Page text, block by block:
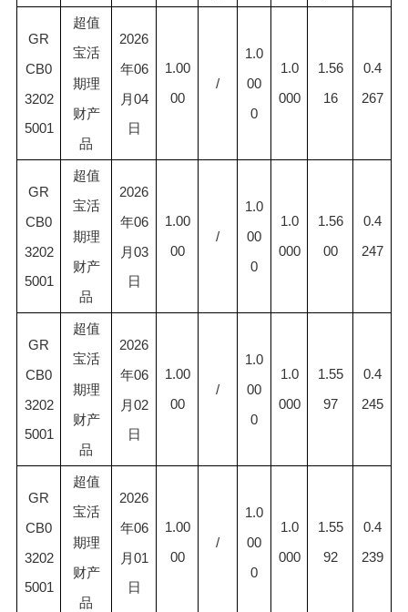
GR
CB0
3202
5001
超值
宝活
期理
财产
品
2026
年06
月04
日
1.00
00
/
1.0
00
0
1.0
000
1.56
16
0.4
267
GR
CB0
3202
5001
超值
宝活
期理
财产
品
2026
年06
月03
日
1.00
00
/
1.0
00
0
1.0
000
1.56
00
0.4
247
GR
CB0
3202
5001
超值
宝活
期理
财产
品
2026
年06
月02
日
1.00
00
/
1.0
00
0
1.0
000
1.55
97
0.4
245
GR
CB0
3202
5001
超值
宝活
期理
财产
品
2026
年06
月01
日
1.00
00
/
1.0
00
0
1.0
000
1.55
92
0.4
239